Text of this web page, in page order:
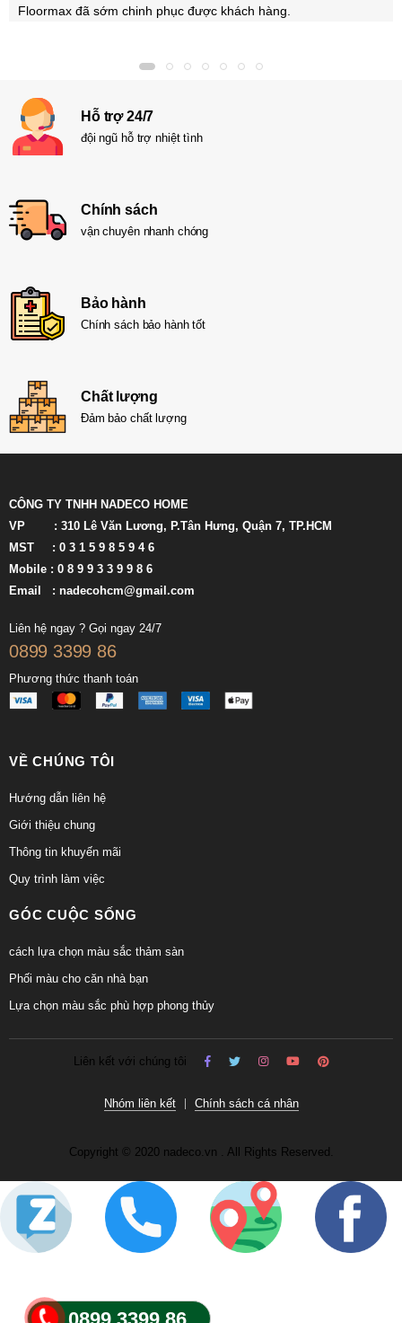
Floormax đã sớm chinh phục được khách hàng.
Hỗ trợ 24/7
đội ngũ hỗ trợ nhiệt tình
Chính sách
vận chuyên nhanh chóng
Bảo hành
Chính sách bảo hành tốt
Chất lượng
Đảm bảo chất lượng
CÔNG TY TNHH NADECO HOME
VP : 310 Lê Văn Lương, P.Tân Hưng, Quận 7, TP.HCM
MST : 0 3 1 5 9 8 5 9 4 6
Mobile : 0 8 9 9 3 3 9 9 8 6
Email : nadecohcm@gmail.com
Liên hệ ngay ? Gọi ngay 24/7
0899 3399 86
Phương thức thanh toán
VỀ CHÚNG TÔI
Hướng dẫn liên hệ
Giới thiệu chung
Thông tin khuyến mãi
Quy trình làm việc
GÓC CUỘC SỐNG
cách lựa chọn màu sắc thảm sàn
Phối màu cho căn nhà bạn
Lựa chọn màu sắc phù hợp phong thủy
Copyright © 2020 nadeco.vn . All Rights Reserved.
Nhóm liên kết Chính sách cá nhân
Liên kết với chúng tôi